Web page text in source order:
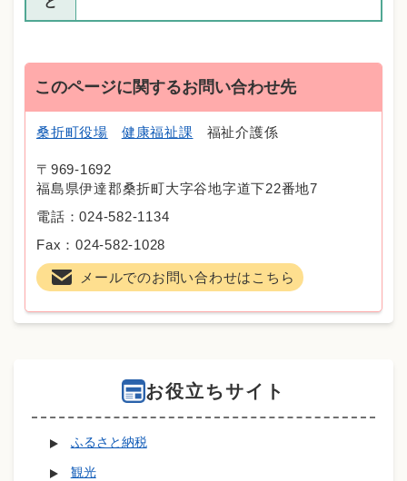
このページに関するお問い合わせ先
桑折町役場 健康福祉課 福祉介護係
〒969-1692
福島県伊達郡桑折町大字谷地字道下22番地7
電話：024-582-1134
Fax：024-582-1028
メールでのお問い合わせはこちら
お役立ちサイト
ふるさと納税
観光